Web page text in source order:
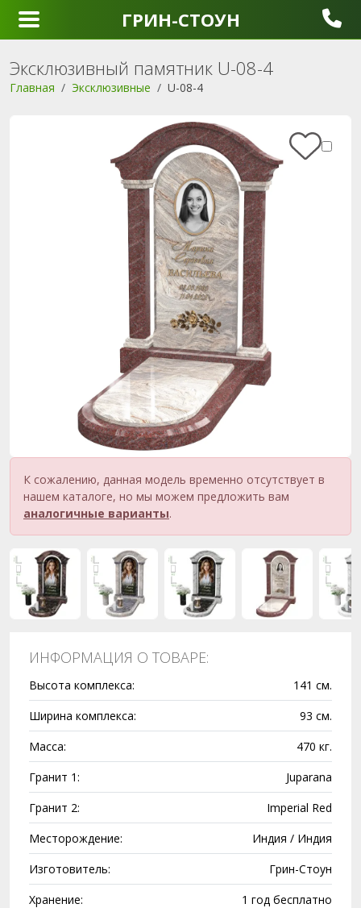
ГРИН-СТОУН
Эксклюзивный памятник U-08-4
Главная Эксклюзивные U-08-4
К сожалению, данная модель временно отсутствует в
нашем каталоге, но мы можем предложить вам
аналогичные варианты.
ИНФОРМАЦИЯ О ТОВАРЕ:
Высота комплекса:
141 см.
Ширина комплекса:
93 см.
Масса:
470 кг.
Гранит 1:
Juparana
Гранит 2:
Imperial Red
Месторождение:
Индия / Индия
Изготовитель:
Грин-Стоун
Хранение:
1 год бесплатно